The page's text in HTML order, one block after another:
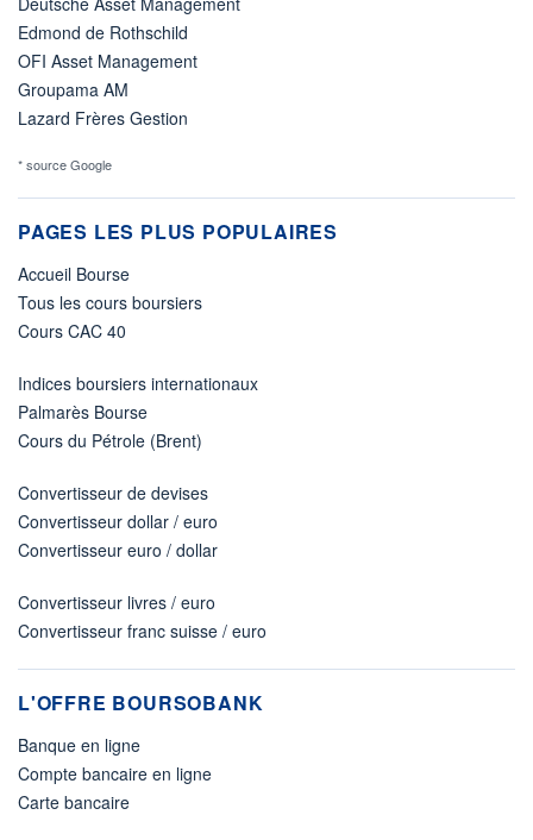
Edmond de Rothschild
OFI Asset Management
Groupama AM
Lazard Frères Gestion
* source Google
PAGES LES PLUS POPULAIRES
Accueil Bourse
Tous les cours boursiers
Cours CAC 40
Indices boursiers internationaux
Palmarès Bourse
Cours du Pétrole (Brent)
Convertisseur de devises
Convertisseur dollar / euro
Convertisseur euro / dollar
Convertisseur livres / euro
Convertisseur franc suisse / euro
L'OFFRE BOURSOBANK
Banque en ligne
Compte bancaire en ligne
Carte bancaire